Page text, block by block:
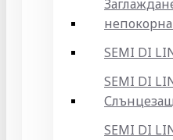
непокорна
SEMI DI
SEMI DI
SEMI DI